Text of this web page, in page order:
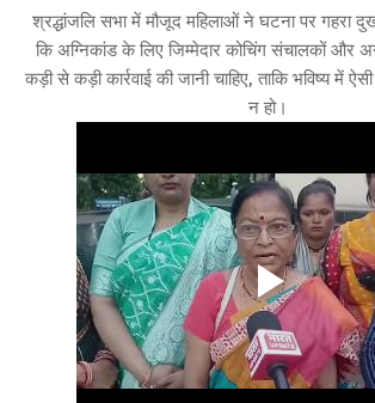
श्रद्धांजलि सभा में मौजूद महिलाओं ने घटना पर गहरा
कि अग्निकांड के लिए जिम्मेदार कोचिंग संचालकों और
कड़ी से कड़ी कार्रवाई की जानी चाहिए, ताकि भविष्य में
न हो।